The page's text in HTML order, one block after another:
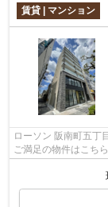
賃貸 | マンション
ローソン 阪南町五丁
ご満足の物件はこち
には敷地内ごみ置き